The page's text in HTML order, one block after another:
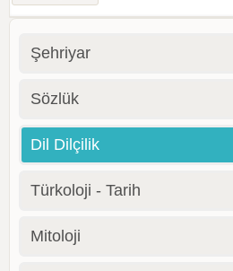
Şehriyar
Sözlük
Dil Dilçilik
Türkoloji - Tarih
Mitoloji